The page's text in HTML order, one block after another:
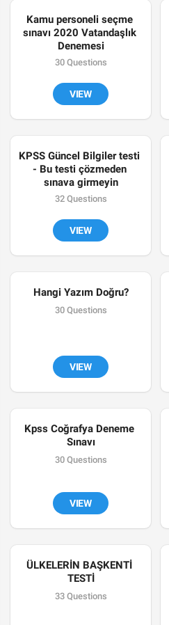
Kamu personeli seçme
sınavı 2020 Vatandaşlık
Denemesi
30 Questions
VIEW
KPSS Güncel Bilgiler testi
- Bu testi çözmeden
sınava girmeyin
32 Questions
VIEW
Hangi Yazım Doğru?
30 Questions
VIEW
Kpss Coğrafya Deneme
Sınavı
30 Questions
VIEW
ÜLKELERİN BAŞKENTİ
TESTİ
33 Questions